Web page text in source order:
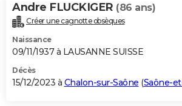
Andre FLUCKIGER (86 ans)
Créer une cagnotte obsèques
Naissance
09/11/1937 à LAUSANNE SUISSE
Décès
15/12/2023 à Chalon-sur-Saône (Saône-